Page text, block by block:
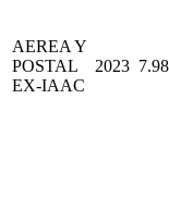
AEREA Y
POSTAL
EX-IAAC
2023 7.98